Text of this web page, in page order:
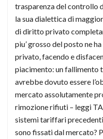
trasparenza del controllo
la sua dialettica di
di diritto privato
piu’ grosso del posto ne
privato, facendo e
piacimento: un fallimento
avrebbe dovuto essere
mercato assolutamente
rimozione rifiuti – leggi
sistemi tariffari
sono fissati dal mercato?